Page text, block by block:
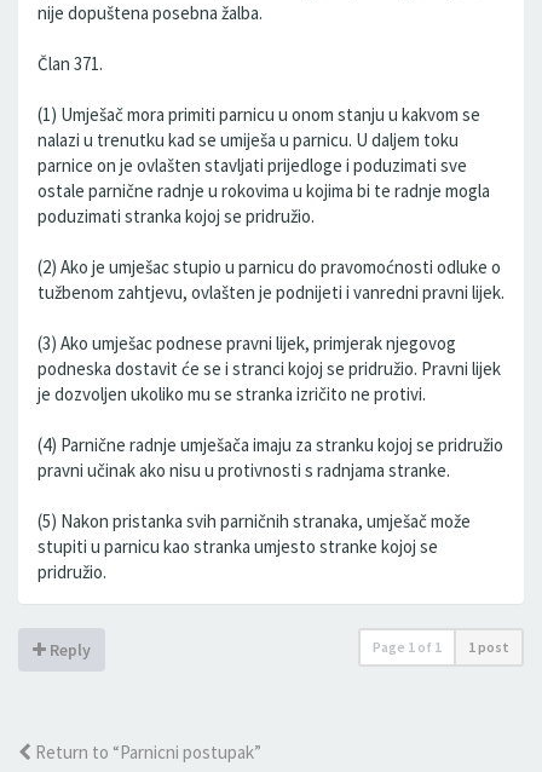
nije dopuštena posebna žalba.
Član 371.
(1) Umješač mora primiti parnicu u onom stanju u kakvom se
nalazi u trenutku kad se umiješa u parnicu. U daljem toku
parnice on je ovlašten stavljati prijedloge i poduzimati sve
ostale parnične radnje u rokovima u kojima bi te radnje mogla
poduzimati stranka kojoj se pridružio.
(2) Ako je umješac stupio u parnicu do pravomoćnosti odluke o
tužbenom zahtjevu, ovlašten je podnijeti i vanredni pravni lijek.
(3) Ako umješac podnese pravni lijek, primjerak njegovog
podneska dostavit će se i stranci kojoj se pridružio. Pravni lijek
je dozvoljen ukoliko mu se stranka izričito ne protivi.
(4) Parnične radnje umješača imaju za stranku kojoj se pridružio
pravni učinak ako nisu u protivnosti s radnjama stranke.
(5) Nakon pristanka svih parničnih stranaka, umješač može
stupiti u parnicu kao stranka umjesto stranke kojoj se
pridružio.
Reply Page 1 of 1 1 post
Return to “Parnicni postupak”